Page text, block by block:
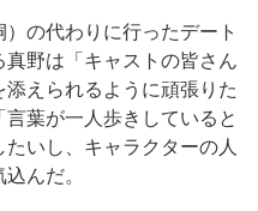
の代わりに行ったデート
野は「キャストの皆さん
えられるように頑張りた
葉が一人歩きしていると
いし、キャラクターの人
んだ。